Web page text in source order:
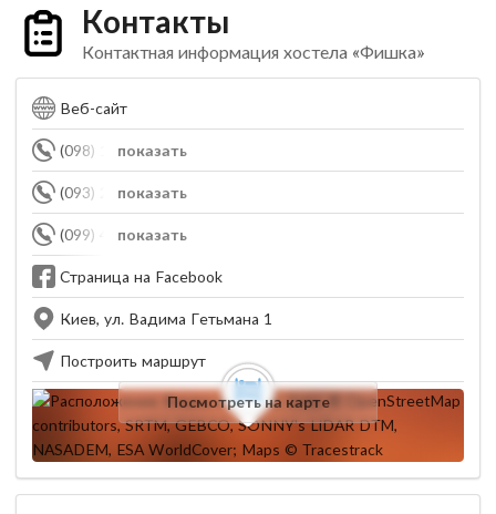
Контакты
Контактная информация хостела «Фишка»
Веб-сайт
показать
(098) 120-89-09
показать
(093) 226-21-08
показать
(099) 490-77-04
Страница на Facebook
Киев, ул. Вадима Гетьмана 1
Построить маршрут
Посмотреть на карте